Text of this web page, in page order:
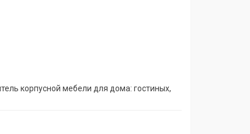
корпусной мебели для дома: гостиных,